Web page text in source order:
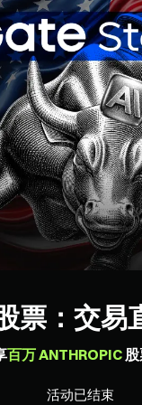
票：交易
百万 ANTHROPIC股
活动已结束